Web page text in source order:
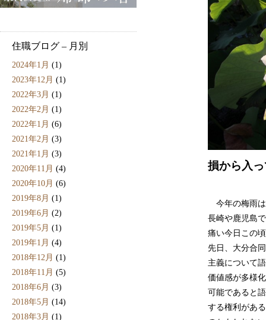
住職ブログ – 月別
2024年1月 (1)
2023年12月 (1)
2022年3月 (1)
2022年2月 (1)
2022年1月 (6)
2021年2月 (3)
2021年1月 (3)
2020年11月 (4)
2020年10月 (6)
2019年8月 (1)
2019年6月 (2)
2019年5月 (1)
2019年1月 (4)
2018年12月 (1)
2018年11月 (5)
2018年6月 (3)
2018年5月 (14)
2018年3月 (1)
損から入
今年の梅雨は
長崎や鹿児島
痛い今日この
先日、大分合
主義について
価値感が多様
可能であると
する権利があ